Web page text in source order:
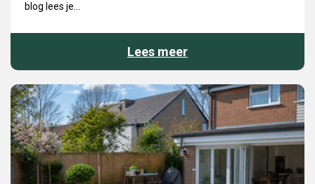
blog lees je...
Lees meer